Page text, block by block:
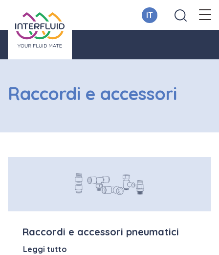
IT
Raccordi e accessori
Raccordi e accessori pneumatici
Leggi tutto